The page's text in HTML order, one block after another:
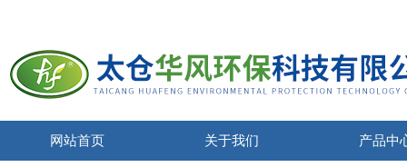
网站首页 关于我们 产品中